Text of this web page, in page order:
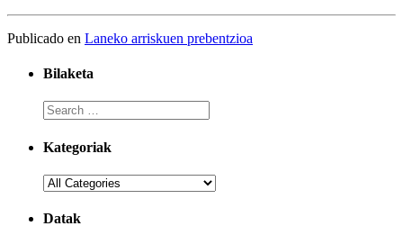
Publicado en Laneko arriskuen prebentzioa
Bilaketa
Kategoriak
Datak